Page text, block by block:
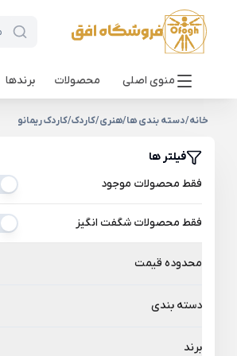
منوی اصلی محصولات برندها
خانه/دسته بندی ها/هنری/کاردک/کاردک ریمانو
فیلتر ها
فقط محصولات موجود
فقط محصولات شگفت انگیز
محدوده قیمت
دسته بندی
برند